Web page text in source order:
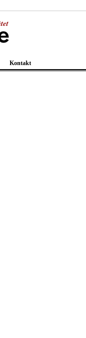
Kontakt